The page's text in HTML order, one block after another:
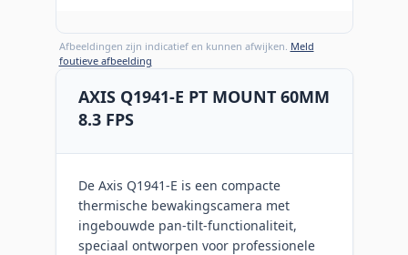
Afbeeldingen zijn indicatief en kunnen afwijken. Meld
foutieve afbeelding
AXIS Q1941-E PT MOUNT 60MM
8.3 FPS
De Axis Q1941-E is een compacte
thermische bewakingscamera met
ingebouwde pan-tilt-functionaliteit,
speciaal ontworpen voor professionele